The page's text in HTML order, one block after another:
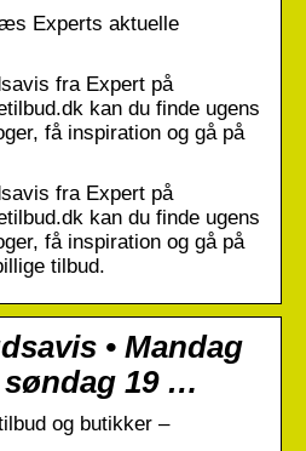
Experts aktuelle
fra Expert på
kan du finde ugens
få inspiration og gå på
fra Expert på
kan du finde ugens
få inspiration og gå på
tilbud.
• Mandag
19 …
og butikker –